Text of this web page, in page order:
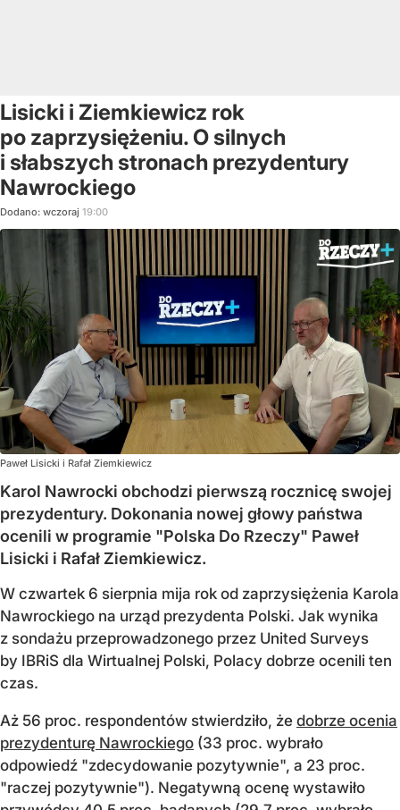
Lisicki i Ziemkiewicz rok
po zaprzysiężeniu. O silnych
i słabszych stronach prezydentury
Nawrockiego
Dodano: wczoraj 19:00
Paweł Lisicki i Rafał Ziemkiewicz
Karol Nawrocki obchodzi pierwszą rocznicę swojej
prezydentury. Dokonania nowej głowy państwa
ocenili w programie "Polska Do Rzeczy" Paweł
Lisicki i Rafał Ziemkiewicz.
W czwartek 6 sierpnia mija rok od zaprzysiężenia Karola
Nawrockiego na urząd prezydenta Polski. Jak wynika
z sondażu przeprowadzonego przez United Surveys
by IBRiS dla Wirtualnej Polski, Polacy dobrze ocenili ten
czas.
Aż 56 proc. respondentów stwierdziło, że dobrze ocenia
prezydenturę Nawrockiego (33 proc. wybrało
odpowiedź "zdecydowanie pozytywnie", a 23 proc.
"raczej pozytywnie"). Negatywną ocenę wystawiło